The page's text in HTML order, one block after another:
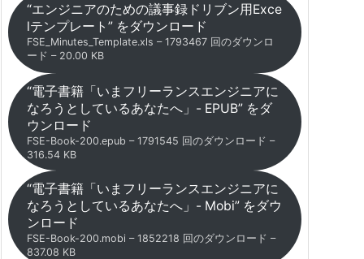
“エンジニアのための議事録ドリブン用Exce
lテンプレート” をダウンロード
FSE_Minutes_Template.xls – 1793467 回のダウンロ
ード – 20.00 KB
“電子書籍「いまフリーランスエンジニアに
なろうとしているあなたへ」- EPUB” をダ
ウンロード
FSE-Book-200.epub – 1791545 回のダウンロード –
316.54 KB
“電子書籍「いまフリーランスエンジニアに
なろうとしているあなたへ」- Mobi” をダウ
ンロード
FSE-Book-200.mobi – 1852218 回のダウンロード –
837.08 KB